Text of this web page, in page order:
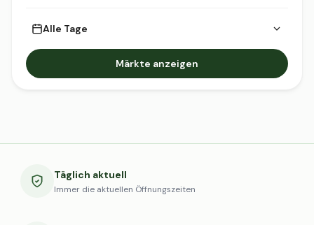
Alle Tage
Märkte anzeigen
Täglich aktuell
Immer die aktuellen Öffnungszeiten